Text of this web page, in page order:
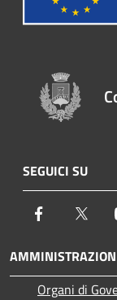
SEGUICI SU
Facebook
Organi di